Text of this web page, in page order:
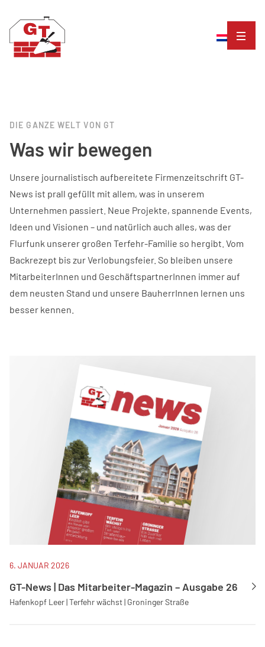
DIE GANZE WELT VON GT
Was wir bewegen
Unsere journalistisch aufbereitete Firmenzeitschrift GT-
News ist prall gefüllt mit allem, was in unserem
Unternehmen passiert. Neue Projekte, spannende Events,
Ideen und Visionen – und natürlich auch alles, was der
Flurfunk unserer großen Terfehr-Familie so hergibt. Vom
Backrezept bis zur Verlobungsfeier. So bleiben unsere
MitarbeiterInnen und GeschäftspartnerInnen immer auf
dem neusten Stand und unsere BauherrInnen lernen uns
besser kennen.
6. JANUAR 2026
GT-News | Das Mitarbeiter-Magazin – Ausgabe 26
Hafenkopf Leer | Terfehr wächst | Groninger Straße